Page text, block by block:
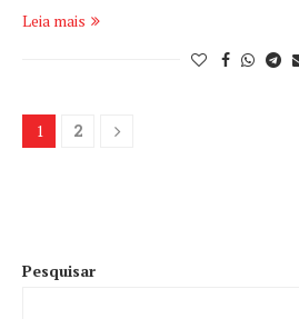
Leia mais
1 2
Pesquisar